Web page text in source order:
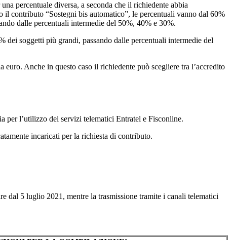
percentuale diversa, a seconda che il richiedente abbia
contributo “Sostegni bis automatico”, le percentuali vanno dal 60%
dalle percentuali intermedie del 50%, 40% e 30%.
soggetti più grandi, passando dalle percentuali intermedie del
Anche in questo caso il richiedente può scegliere tra l’accredito
per l’utilizzo dei servizi telematici Entratel e Fisconline.
incaricati per la richiesta di contributo.
dal 5 luglio 2021, mentre la trasmissione tramite i canali telematici